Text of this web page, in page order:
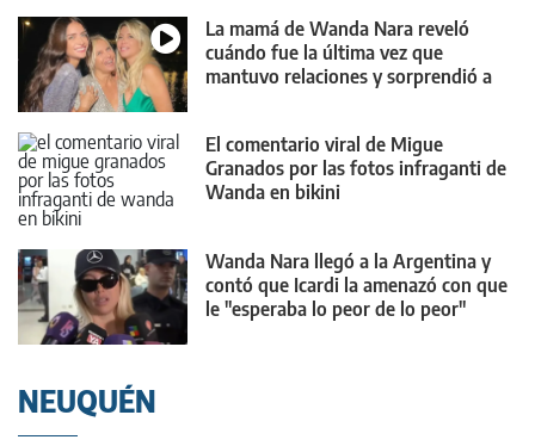
La mamá de Wanda Nara reveló
cuándo fue la última vez que
mantuvo relaciones y sorprendió a
El comentario viral de Migue
Granados por las fotos infraganti de
Wanda en bikini
Wanda Nara llegó a la Argentina y
contó que Icardi la amenazó con que
le "esperaba lo peor de lo peor"
NEUQUÉN